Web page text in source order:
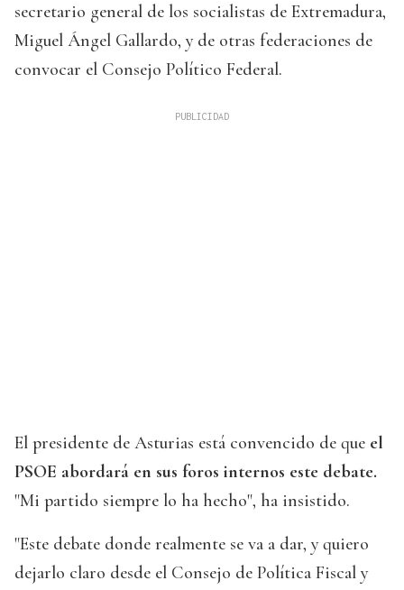
secretario general de los socialistas de Extremadura,
Miguel Ángel Gallardo, y de otras federaciones de
convocar el Consejo Político Federal.
El presidente de Asturias está convencido de que el
PSOE abordará en sus foros internos este debate.
"Mi partido siempre lo ha hecho", ha insistido.
"Este debate donde realmente se va a dar, y quiero
dejarlo claro desde el Consejo de Política Fiscal y